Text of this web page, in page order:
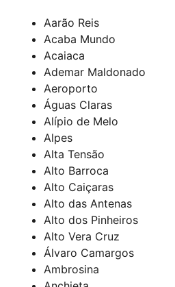
Aarão Reis
Acaba Mundo
Acaiaca
Ademar Maldonado
Aeroporto
Águas Claras
Alípio de Melo
Alpes
Alta Tensão
Alto Barroca
Alto Caiçaras
Alto das Antenas
Alto dos Pinheiros
Alto Vera Cruz
Álvaro Camargos
Ambrosina